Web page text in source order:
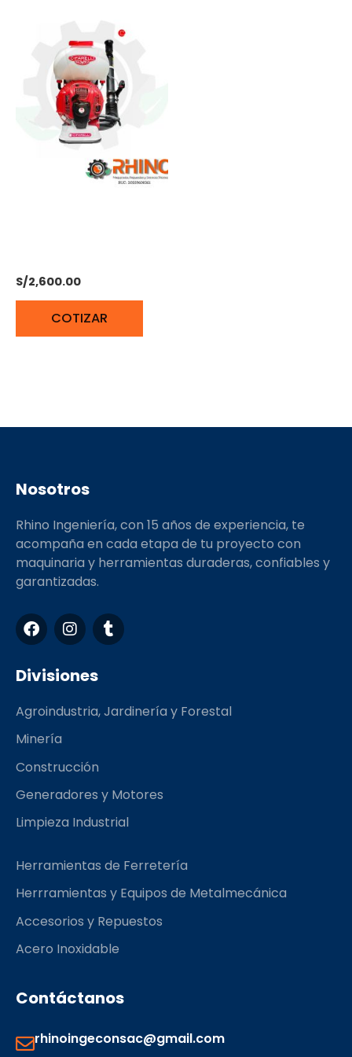
S/2,600.00
COTIZAR
Nosotros
Rhino Ingeniería, con 15 años de experiencia, te
acompaña en cada etapa de tu proyecto con
maquinaria y herramientas duraderas, confiables y
garantizadas.
F
a
c
e
b
o
k
I
n
s
t
a
r
T
u
m
Divisiones
Agroindustria, Jardinería y Forestal
Minería
Construcción
Generadores y Motores
Limpieza Industrial
Herramientas de Ferretería
Herrramientas y Equipos de Metalmecánica
Accesorios y Repuestos
Acero Inoxidable
Contáctanos
rhinoingeconsac@gmail.com